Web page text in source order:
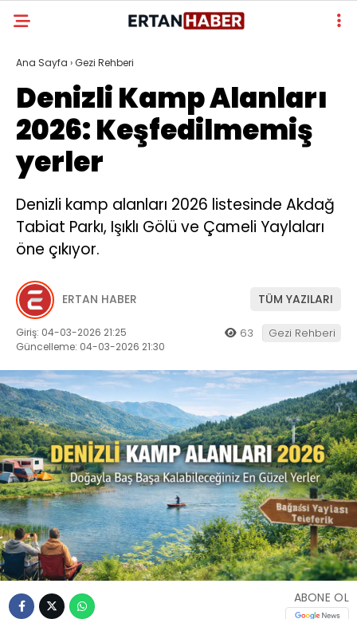
Ana Sayfa ›Gezi Rehberi
Denizli Kamp Alanları
2026: Keşfedilmemiş
yerler
Denizli kamp alanları 2026 listesinde Akdağ
Tabiat Parkı, Işıklı Gölü ve Çameli Yaylaları
öne çıkıyor.
ERTAN HABER TÜM YAZILARI
Giriş: 04-03-2026 21:25
Güncelleme: 04-03-2026 21:30
63 Gezi Rehberi
ABONE OL